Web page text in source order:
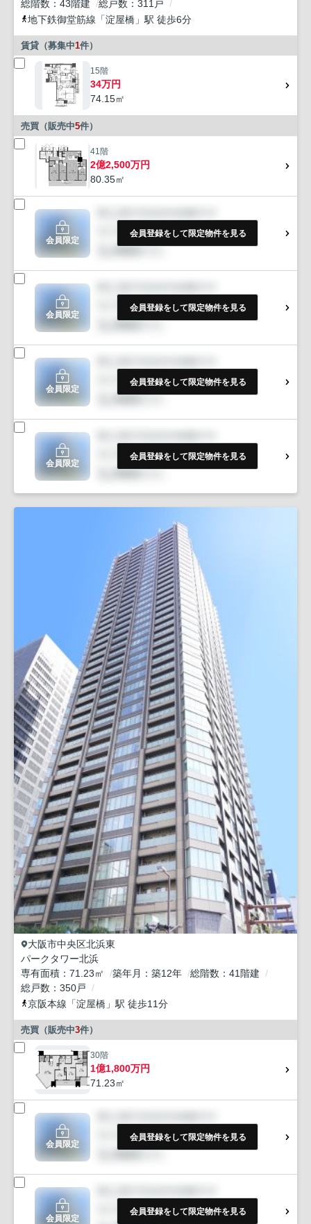
総階数 43階建 総戸数
311戸
地下鉄御堂筋線 「淀屋橋 」駅 徒歩6分
賃貸（募集中1件）
15階
34万円
74.15㎡
売買（販売中5件）
41階
2億2,500万円
80.35㎡
会員限定
会員登録をして限定物件を見る
会員限定
会員登録をして限定物件を見る
会員限定
会員登録をして限定物件を見る
会員限定
会員登録をして限定物件を見る
大阪市中央区北浜東
パークタワー北浜
専有面積
71.23㎡ 築年月 築12年 総階数
41階建
総戸数
350戸
京阪本線 「淀屋橋 」駅 徒歩11分
売買（販売中3件）
30階
1億1,800万円
71.23㎡
会員限定
会員登録をして限定物件を見る
会員限定
会員登録をして限定物件を見る